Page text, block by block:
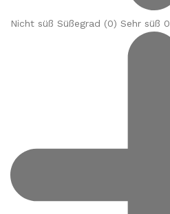
Nicht süß Süßegrad (0) Sehr süß 0